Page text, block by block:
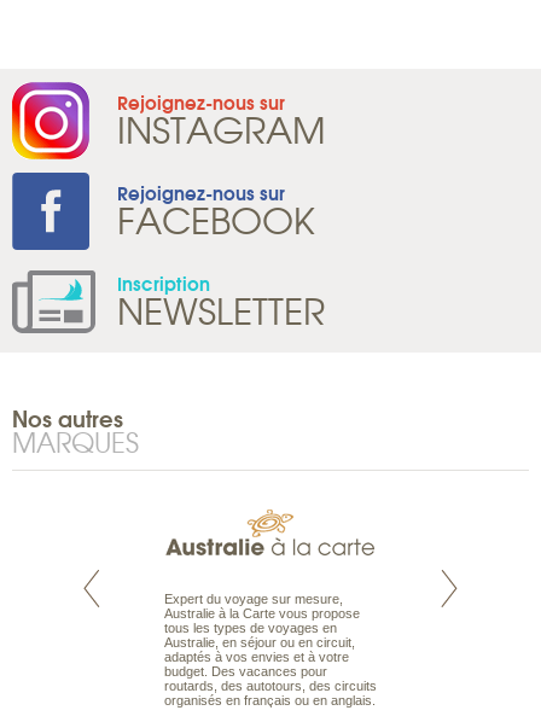
Rejoignez-nous sur
INSTAGRAM
Rejoignez-nous sur
FACEBOOK
Inscription
NEWSLETTER
Nos autres
MARQUES
est le spécialiste
Expert du voyage sur mesure,
Australie à la Carte vous propose
tous les types de voyages en
Australie, en séjour ou en circuit,
adaptés à vos envies et à votre
budget. Des vacances pour
routards, des autotours, des circuits
organisés en français ou en anglais.
Parce qu’ils sont